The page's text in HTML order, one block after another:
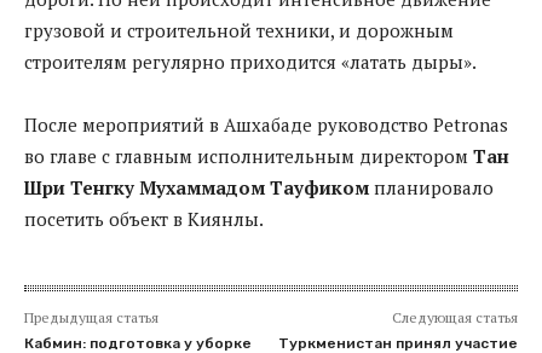
грузовой и строительной техники, и дорожным
строителям регулярно приходится «латать дыры».
После мероприятий в Ашхабаде руководство Petronas
во главе с главным исполнительным директором Тан
Шри Тенгку Мухаммадом Тауфиком планировало
посетить объект в Киянлы.
Предыдущая статья
Кабмин: подготовка у уборке
Следующая статья
Туркменистан принял участие